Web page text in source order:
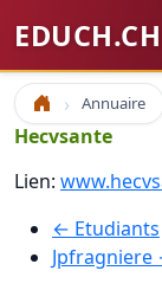
EDUCH.CH
Accueil Annuaire
Hecvsante
Lien:
← Etudiants
Jpfragniere